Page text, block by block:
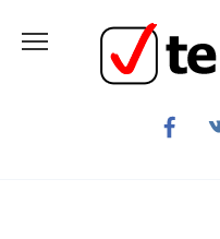
содержанию